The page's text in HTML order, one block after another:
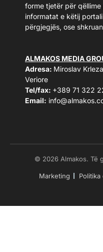
forme tjetër për
informatat e këtij
përgjegjës, ose
ALMAKOS MEDIA
Adresa: Miroslav
Veriore
Tel/fax: +389 71 322
Email:
© 2026 Almakos. Të
Marketing Politika